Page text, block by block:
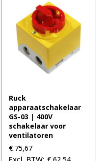
Ruck
apparaatschakelaar
GS-03 | 400V
schakelaar voor
ventilatoren
€ 75,67
€ 62,54